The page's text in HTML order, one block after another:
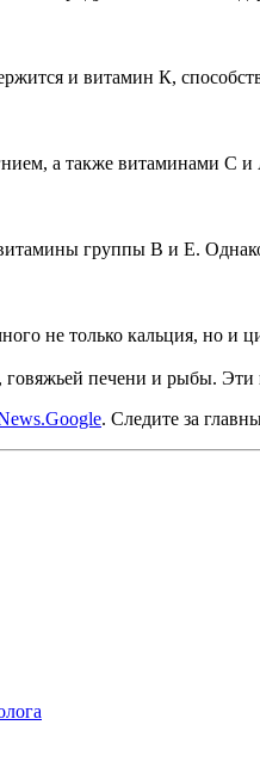
и витамин К,
а также витаминами С и
группы В и Е.
не только кальция, но и
говяжьей печени и рыбы.
. Следите за